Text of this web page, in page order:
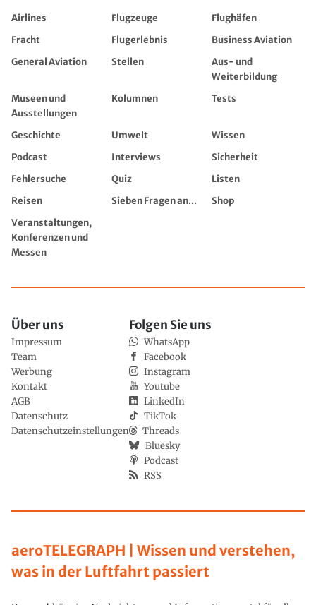
Airlines Flugzeuge
Flughäfen
Fracht
Flugerlebnis
Business Aviation
General Aviation
Stellen
Aus- und
Weiterbildung
Museen und
Ausstellungen
Kolumnen Tests
Geschichte Umwelt
Wissen
Podcast
Interviews
Sicherheit
Fehlersuche
Quiz
Listen
Reisen
Sieben Fragen an...
Shop
Veranstaltungen,
Konferenzen und
Messen
aeroTELEGRAPH | Wissen und verstehen,
was in der Luftfahrt passiert
Über uns
Impressum
Team
Werbung
Kontakt
AGB
Datenschutz
Datenschutzeinstellungen
Folgen Sie uns
WhatsApp
Facebook
Instagram
Youtube
LinkedIn
TikTok
Threads
Bluesky
Podcast
RSS